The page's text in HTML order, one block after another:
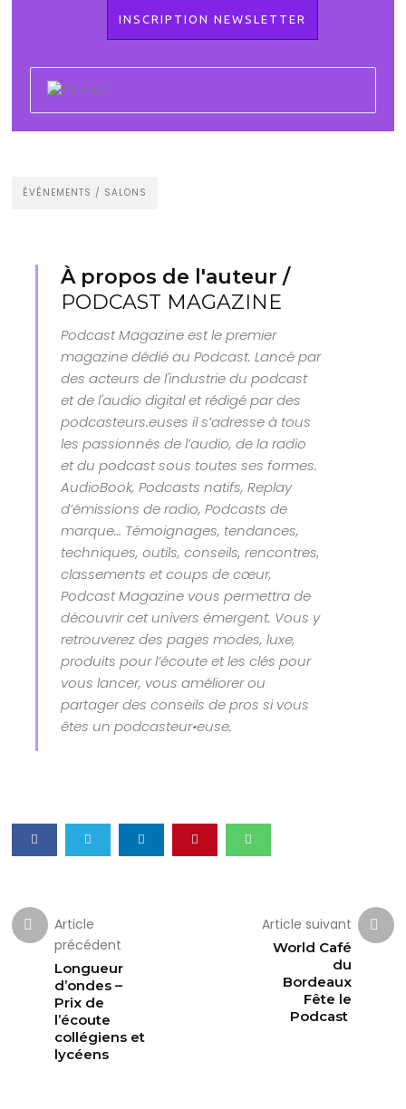
ÉVÉNEMENTS / SALONS
À propos de l'auteur /
PODCAST MAGAZINE
Podcast Magazine est le premier
magazine dédié au Podcast. Lancé par
des acteurs de l'industrie du podcast
et de l'audio digital et rédigé par des
podcasteurs.euses il s’adresse à tous
les passionnés de l’audio, de la radio
et du podcast sous toutes ses formes.
AudioBook, Podcasts natifs, Replay
d’émissions de radio, Podcasts de
marque… Témoignages, tendances,
techniques, outils, conseils, rencontres,
classements et coups de cœur,
Podcast Magazine vous permettra de
découvrir cet univers émergent. Vous y
retrouverez des pages modes, luxe,
produits pour l’écoute et les clés pour
vous lancer, vous améliorer ou
partager des conseils de pros si vous
êtes un podcasteur•euse.
Article
précédent
Longueur
d’ondes –
Prix de
l’écoute
collégiens et
lycéens
Article suivant
World Café
du
Bordeaux
Fête le
Podcast